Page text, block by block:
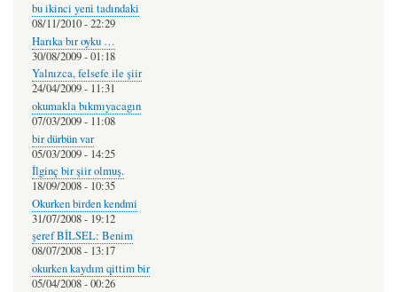
bu ikinci yeni tadındaki
08/11/2010 - 22:29
Harıka bır oyku …
30/08/2009 - 01:18
Yalnızca, felsefe ile şiir
24/04/2009 - 11:31
okumakla bıkmıyacagın
07/03/2009 - 11:08
bir dürbün var
05/03/2009 - 14:25
İlginç bir şiir olmuş.
18/09/2008 - 10:35
Okurken birden kendmi
31/07/2008 - 19:12
şeref BİLSEL: Benim
08/07/2008 - 13:17
okurken kaydım qittim bir
05/04/2008 - 00:26